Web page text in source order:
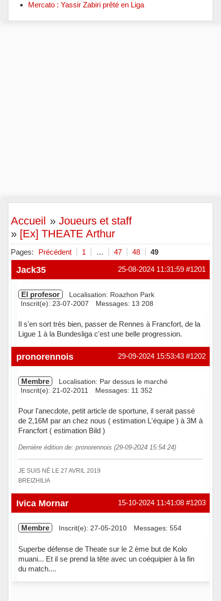
Mercato : Yassir Zabiri prêté en Liga
Accueil »Joueurs et staff
» [Ex] THEATE Arthur
Pages: Précédent 1 … 47 48 49
#1201
25-08-2024 11:31:59
Jack35
El profesor
Localisation: Roazhon Park
Inscrit(e): 23-07-2007
Messages: 13 208
Il s'en sort très bien, passer de Rennes à Francfort, de la
Ligue 1 à la Bundesliga c'est une belle progression.
Hors ligne #1202
29-09-2024 15:53:43
pronorennois
Membre
Localisation: Par dessus le marché
Inscrit(e): 21-02-2011
Messages: 11 352
Pour l'anecdote, petit article de sportune, il serait passé
de 2,16M par an chez nous ( estimation L'équipe ) à 3M à
Francfort ( estimation Bild )
Dernière édition de: pronorennois (29-09-2024 15:54:24)
JE SUIS NÉ LE 27 AVRIL 2019
BREIZHILIA
Hors ligne #1203
15-10-2024 11:41:08
Ivica Mornar
Membre Inscrit(e): 27-05-2010 Messages: 554
Superbe défense de Theate sur le 2 ème but de Kolo
muani... Et il se prend la tête avec un coéquipier à la fin
du match....